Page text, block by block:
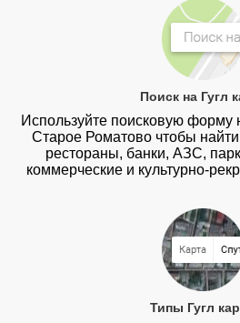
Поиск на Гугл
Используйте поисковую форму
Старое Роматово чтобы
рестораны, банки, АЗС,
коммерческие и культурно-
Типы Гугл